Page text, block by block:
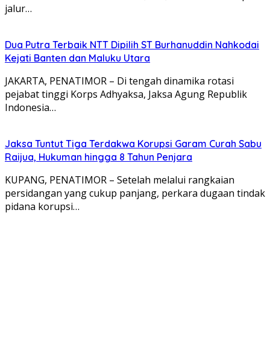
jalur…
Dua Putra Terbaik NTT Dipilih ST Burhanuddin Nahkodai
Kejati Banten dan Maluku Utara
JAKARTA, PENATIMOR – Di tengah dinamika rotasi
pejabat tinggi Korps Adhyaksa, Jaksa Agung Republik
Indonesia…
Jaksa Tuntut Tiga Terdakwa Korupsi Garam Curah Sabu
Raijua, Hukuman hingga 8 Tahun Penjara
KUPANG, PENATIMOR – Setelah melalui rangkaian
persidangan yang cukup panjang, perkara dugaan tindak
pidana korupsi…